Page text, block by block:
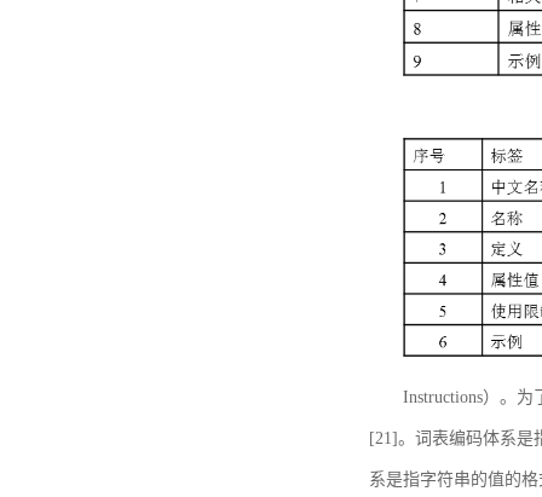
Instructions）。
[21]。词表编码体系是
系是指字符串的值的